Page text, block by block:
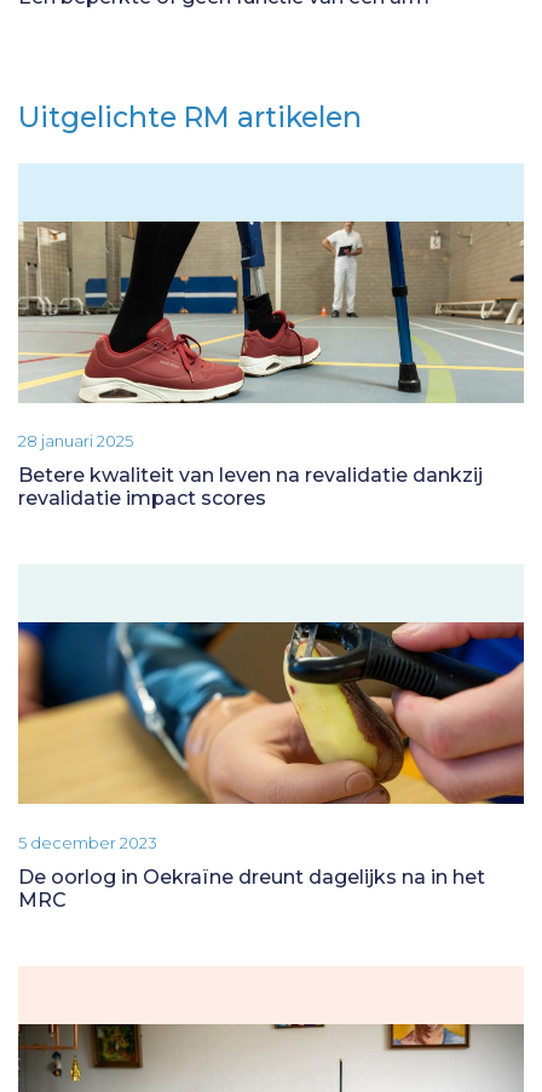
Uitgelichte RM artikelen
28 januari 2025
Betere kwaliteit van leven na revalidatie dankzij
revalidatie impact scores
5 december 2023
De oorlog in Oekraïne dreunt dagelijks na in het
MRC